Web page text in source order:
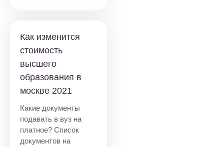
Как изменится
стоимость
высшего
образования в
москве 2021
Какие документы
подавать в вуз на
платное? Список
документов на